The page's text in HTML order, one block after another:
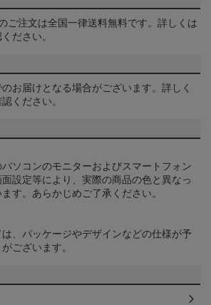
ご注文は全国一律送料無料です。詳しくは
ださい。
お届けとなる場合がございます。詳しく
ください。
ソコンのモニターおよびスマートフォン
設定等により、実際の商品の色と異なっ
す。あらかじめご了承ください。
、パッケージやデザインなどの仕様が予
ございます。